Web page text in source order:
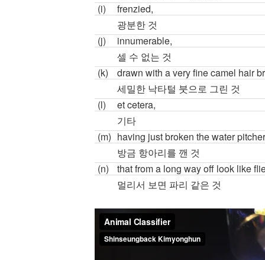
(i)
frenzied,
광분한 것
(j)
innumerable,
셀 수 없는 것
(k)
drawn with a very fine camel hair
세밀한 낙타털 붓으로 그린 것
(l)
et cetera,
기타
(m) having just broken the water
방금 항아리를 깬 것
(n)
that from a long way off look like
멀리서 보면 파리 같은 것